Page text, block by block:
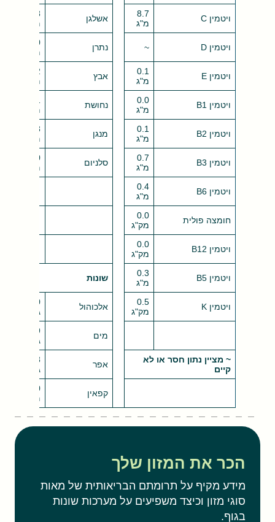
ויטמין C
8.7
מ"ג
אשלגן
358
מ"ג
ויטמין D ~ נתרן
1.0
מ"ג
ויטמין E
0.1
מ"ג
אבץ
0.2
מ"ג
ויטמין B1
0.0
מ"ג
נחושת
מ"ג
ויטמין B2
0.1
מ"ג
מנגן
0.3
מ"ג
ויטמין B3
0.7
מ"ג
סלניום
1.0
מק"ג
ויטמין B6
0.4
מ"ג
חומצה פולית
0.0
מק"ג
ויטמין B12
0.0
מק"ג
ויטמין B5
0.3
מ"ג
שונות
ויטמין K
0.5
מק"ג
אלכוהול
0.0
גרם
מים
74.9
גרם
~ מציין נתון חסר או לא
קיים
אפר
0.8
גרם
קפאין
0.0
מ"ג
הכר את המזון שלך
מידע מקיף על תרומתם הבריאותית של מאות
סוגי מזון וכיצד משפיעים על מערכות שונות
בגוף.